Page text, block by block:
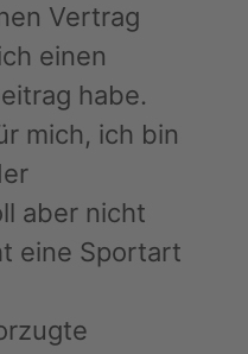
Vertrag
einen
habe.
mich, ich bin
aber nicht
eine Sportart